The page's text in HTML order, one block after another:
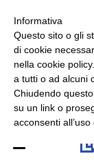
ASCOLTA RADIO
×
Informativa
Questo sito o gli
di cookie
nella cookie
a tutti o ad alcuni
Chiudendo
su un link o
acconsenti all’uso